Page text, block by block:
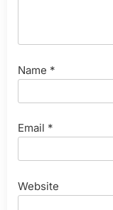
Name *
Email *
Website